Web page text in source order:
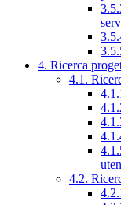
4. Ricerca
4.1.
4.2.